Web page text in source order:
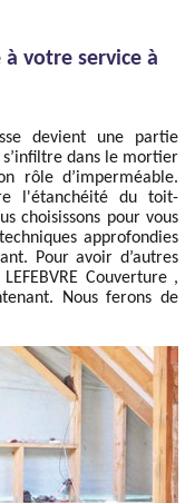
à votre service à
devient une partie
s’infiltre dans le mortier
rôle d’imperméable.
l'étanchéité du toit-
choisissons pour vous
approfondies
Pour avoir d’autres
Couverture ,
Nous ferons de